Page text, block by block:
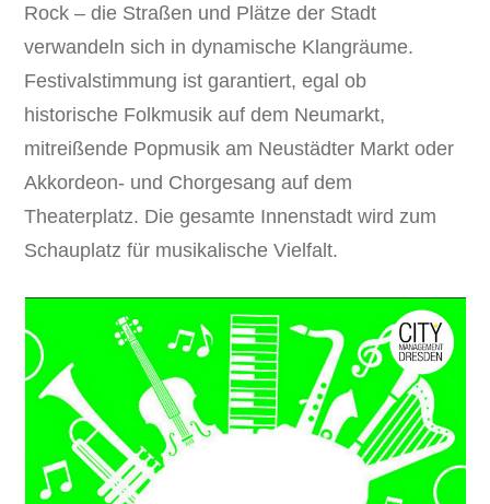
Rock – die Straßen und Plätze der Stadt
verwandeln sich in dynamische Klangräume.
Festivalstimmung ist garantiert, egal ob
historische Folkmusik auf dem Neumarkt,
mitreißende Popmusik am Neustädter Markt oder
Akkordeon- und Chorgesang auf dem
Theaterplatz. Die gesamte Innenstadt wird zum
Schauplatz für musikalische Vielfalt.